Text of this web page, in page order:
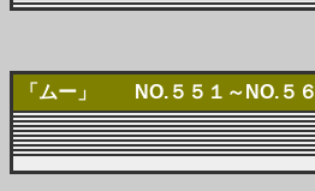
「ムー」 NO.５５１～NO.５